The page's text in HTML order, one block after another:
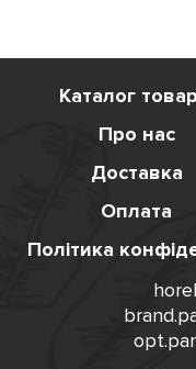
Каталог
Про нас
Доставка
Оплата
Політика